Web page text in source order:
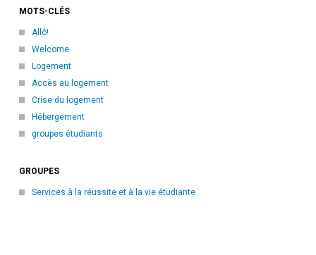
MOTS-CLÉS
Allô!
Welcome
Logement
Accès au logement
Crise du logement
Hébergement
groupes étudiants
GROUPES
Services à la réussite et à la vie étudiante